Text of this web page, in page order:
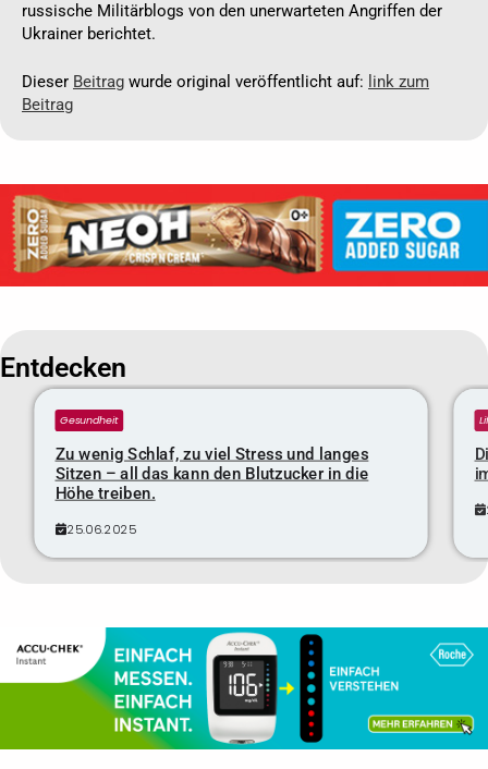
russische Militärblogs von den unerwarteten Angriffen der
Ukrainer berichtet.
Dieser Beitrag wurde original veröffentlicht auf: link zum
Beitrag
Entdecken
Gesundheit
Zu wenig Schlaf, zu viel Stress und langes
Sitzen – all das kann den Blutzucker in die
Höhe treiben.
25.06.2025